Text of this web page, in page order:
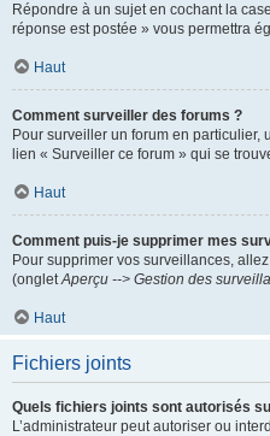
Répondre à un sujet en cochant la
réponse est postée » vous permettra
Haut
Comment surveiller des forums ?
Pour surveiller un forum en particulier,
lien « Surveiller ce forum » qui se
Haut
Comment puis-je supprimer mes
Pour supprimer vos surveillances,
(ongletAperçu --> Gestion des
Haut
Fichiers joints
Quels fichiers joints sont autorisés
L’administrateur peut autoriser ou